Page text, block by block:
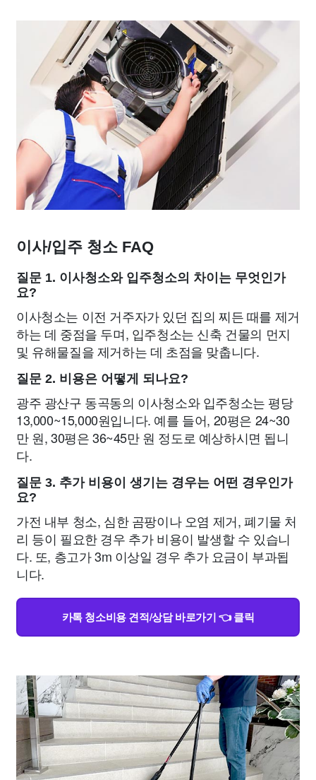
이사/입주 청소 FAQ
질문 1. 이사청소와 입주청소의 차이는 무엇인가
요?
이사청소는 이전 거주자가 있던 집의 찌든 때를 제거
하는 데 중점을 두며, 입주청소는 신축 건물의 먼지
및 유해물질을 제거하는 데 초점을 맞춥니다.
질문 2. 비용은 어떻게 되나요?
광주 광산구 동곡동의 이사청소와 입주청소는 평당
13,000~15,000원입니다. 예를 들어, 20평은 24~30
만 원, 30평은 36~45만 원 정도로 예상하시면 됩니
다.
질문 3. 추가 비용이 생기는 경우는 어떤 경우인가
요?
가전 내부 청소, 심한 곰팡이나 오염 제거, 폐기물 처
리 등이 필요한 경우 추가 비용이 발생할 수 있습니
다. 또, 층고가 3m 이상일 경우 추가 요금이 부과됩
니다.
카톡 청소비용 견적/상담 바로가기 👈 클릭